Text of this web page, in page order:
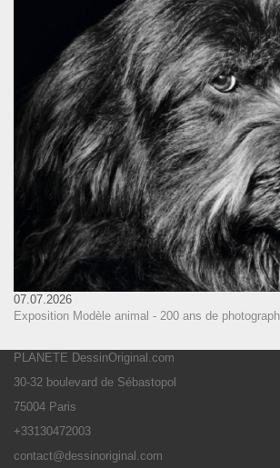
07.07.2026
Exposition Modèle animal - 200 ans de
PLANETE DessinOriginal.com
30-32 boulevard de Sébastopol
75004 Paris
+33130472003
contact@dessinoriginal.com